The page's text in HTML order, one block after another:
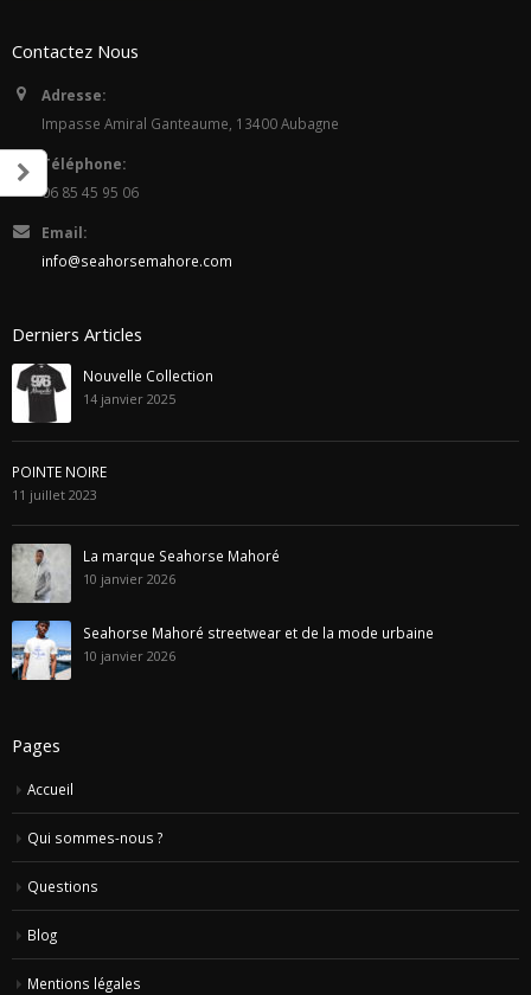
Contactez Nous
Adresse:
Impasse Amiral Ganteaume, 13400 Aubagne
Téléphone:
06 85 45 95 06
Email:
info@seahorsemahore.com
Derniers Articles
Nouvelle Collection
14 janvier 2025
POINTE NOIRE
11 juillet 2023
La marque Seahorse Mahoré
10 janvier 2026
Seahorse Mahoré streetwear et de la mode urbaine
10 janvier 2026
Pages
Accueil
Qui sommes-nous ?
Questions
Blog
Mentions légales